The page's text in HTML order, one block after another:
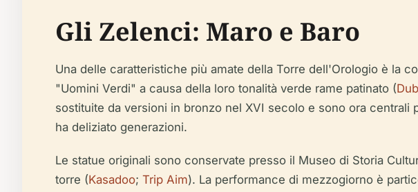
Gli Zelenci: Maro e Baro
Una delle caratteristiche più amate della Torre dell'Orologio è la
"Uomini Verdi" a causa della loro tonalità verde rame patinato (
sostituite da versioni in bronzo nel XVI secolo e sono ora
ha deliziato generazioni.
Le statue originali sono conservate presso il Museo di Storia
torre (Kasadoo; Trip Aim). La performance di mezzogiorno è